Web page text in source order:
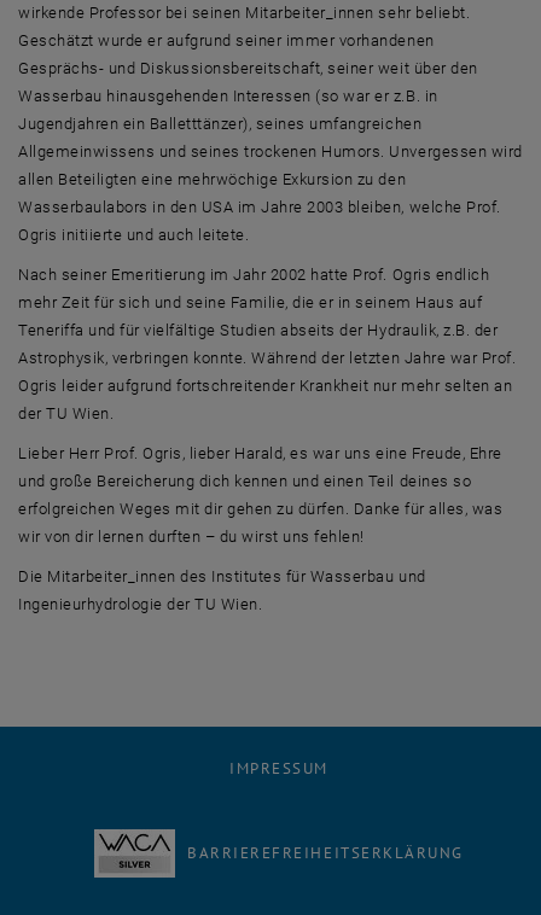
wirkende Professor bei seinen Mitarbeiter_innen sehr beliebt.
Geschätzt wurde er aufgrund seiner immer vorhandenen
Gesprächs- und Diskussionsbereitschaft, seiner weit über den
Wasserbau hinausgehenden Interessen (so war er z.B. in
Jugendjahren ein Balletttänzer), seines umfangreichen
Allgemeinwissens und seines trockenen Humors. Unvergessen wird
allen Beteiligten eine mehrwöchige Exkursion zu den
Wasserbaulabors in den USA im Jahre 2003 bleiben, welche Prof.
Ogris initiierte und auch leitete.
Nach seiner Emeritierung im Jahr 2002 hatte Prof. Ogris endlich
mehr Zeit für sich und seine Familie, die er in seinem Haus auf
Teneriffa und für vielfältige Studien abseits der Hydraulik, z.B. der
Astrophysik, verbringen konnte. Während der letzten Jahre war Prof.
Ogris leider aufgrund fortschreitender Krankheit nur mehr selten an
der TU Wien.
Lieber Herr Prof. Ogris, lieber Harald, es war uns eine Freude, Ehre
und große Bereicherung dich kennen und einen Teil deines so
erfolgreichen Weges mit dir gehen zu dürfen. Danke für alles, was
wir von dir lernen durften – du wirst uns fehlen!
Die Mitarbeiter_innen des Institutes für Wasserbau und
Ingenieurhydrologie der TU Wien.
IMPRESSUM
BARRIEREFREIHEITSERKLÄRUNG